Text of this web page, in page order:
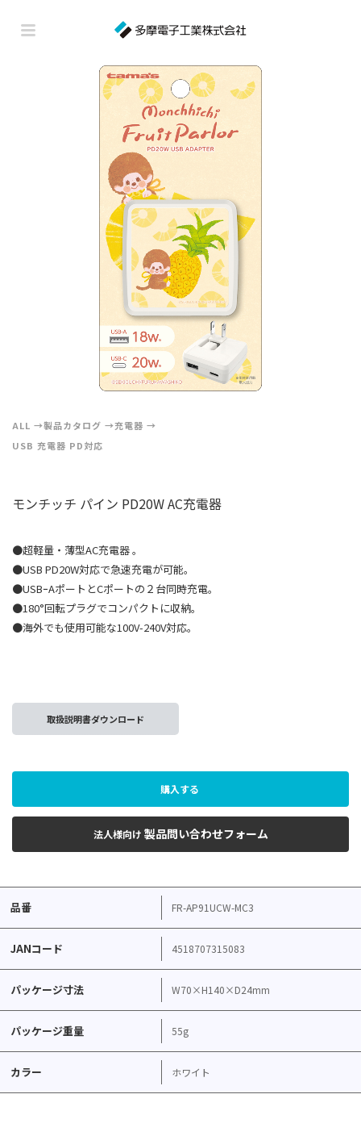
ALL 製品カタログ
充電器
USB 充電器 PD対応
モンチッチ パイン PD20W AC充電器
●超軽量・薄型AC充電器 。
●USB PD20W対応で急速充電が可能。
●USBｰAポートとCポートの２台同時充電。
●180°回転プラグでコンパクトに収納。
●海外でも使用可能な100V-240V対応。
取扱説明書ダウンロード
購入する
法人様向け 製品問い合わせフォーム
品番 FR-AP91UCW-MC3
JANコード 4518707315083
パッケージ寸法 W70×H140×D24mm
パッケージ重量 55g
カラー ホワイト